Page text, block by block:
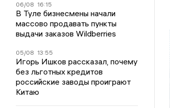
06/08 16:15
В Туле бизнесмены начали
массово продавать пункты
выдачи заказов Wildberries
05/08 13:55
Игорь Ишков рассказал, почему
без льготных кредитов
российские заводы проиграют
Китаю